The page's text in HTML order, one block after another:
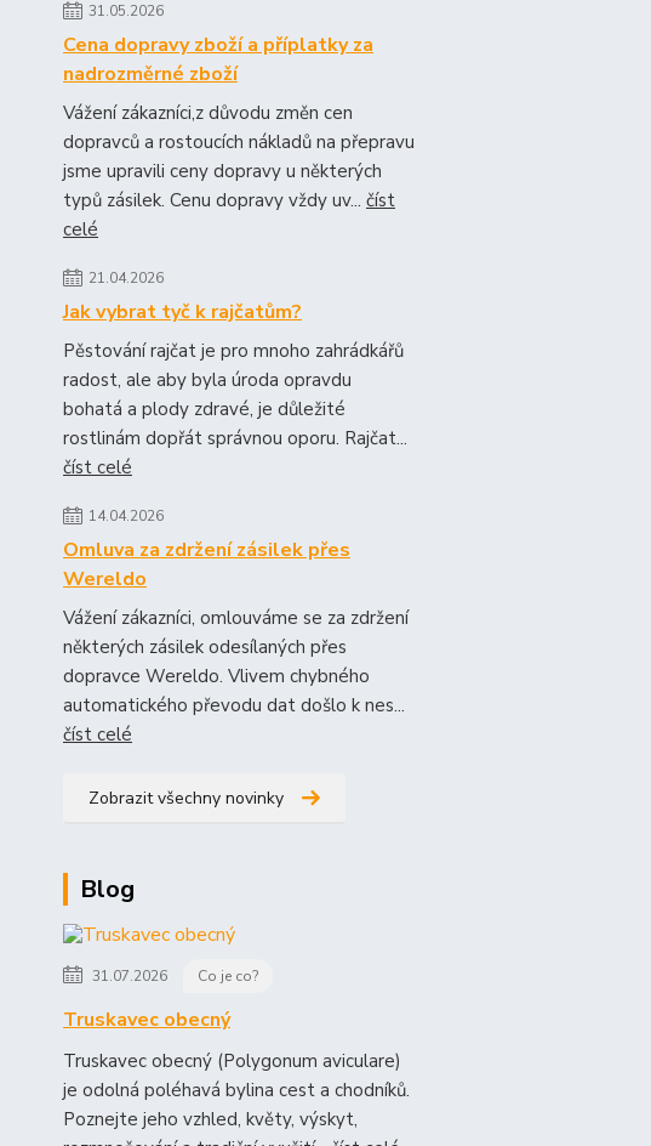
31.05.2026
Cena dopravy zboží a příplatky za
nadrozměrné zboží
Vážení zákazníci,z důvodu změn cen
dopravců a rostoucích nákladů na přepravu
jsme upravili ceny dopravy u některých
typů zásilek. Cenu dopravy vždy uv... číst
celé
21.04.2026
Jak vybrat tyč k rajčatům?
Pěstování rajčat je pro mnoho zahrádkářů
radost, ale aby byla úroda opravdu
bohatá a plody zdravé, je důležité
rostlinám dopřát správnou oporu. Rajčat...
číst celé
14.04.2026
Omluva za zdržení zásilek přes
Wereldo
Vážení zákazníci, omlouváme se za zdržení
některých zásilek odesílaných přes
dopravce Wereldo. Vlivem chybného
automatického převodu dat došlo k nes...
číst celé
Zobrazit všechny novinky
Blog
31.07.2026 Co je co?
Truskavec obecný
Truskavec obecný (Polygonum aviculare)
je odolná poléhavá bylina cest a chodníků.
Poznejte jeho vzhled, květy, výskyt,